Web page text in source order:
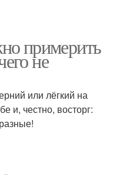
примерить
не
или лёгкий на
и, честно, восторг: